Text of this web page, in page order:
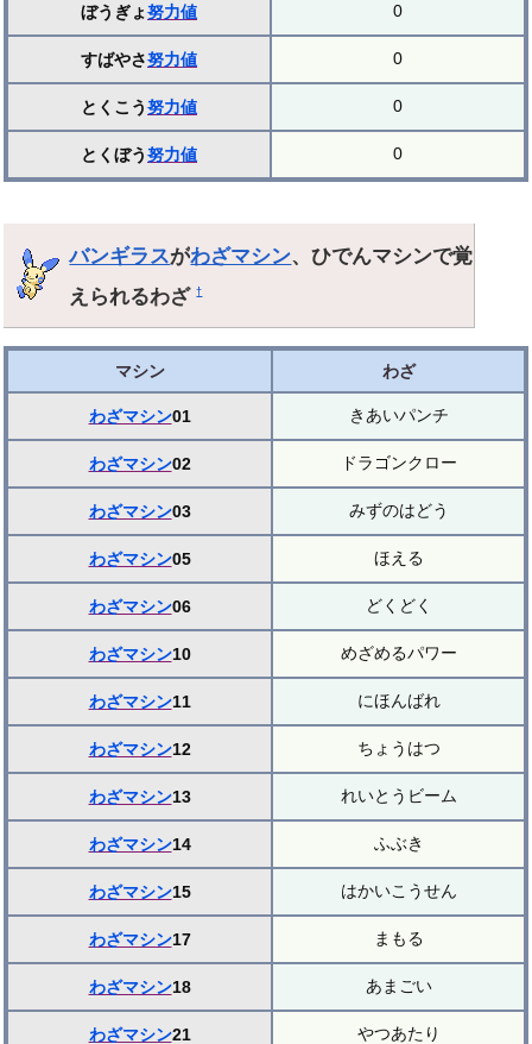
ぼうぎょ努力値 0
すばやさ努力値 0
とくこう努力値 0
とくぼう努力値 0
バンギラスがわざマシン、ひでんマシンで覚
えられるわざ†
マシン わざ
わざマシン01 きあいパンチ
わざマシン02 ドラゴンクロー
わざマシン03 みずのはどう
わざマシン05 ほえる
わざマシン06 どくどく
わざマシン10 めざめるパワー
わざマシン11 にほんばれ
わざマシン12 ちょうはつ
わざマシン13 れいとうビーム
わざマシン14 ふぶき
わざマシン15 はかいこうせん
わざマシン17 まもる
わざマシン18 あまごい
わざマシン21 やつあたり